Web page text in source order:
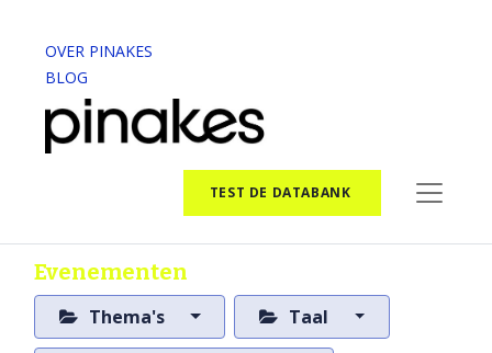
OVER PINAKES
BLOG
TEST DE DATABANK
Evenementen
Thema's Taal